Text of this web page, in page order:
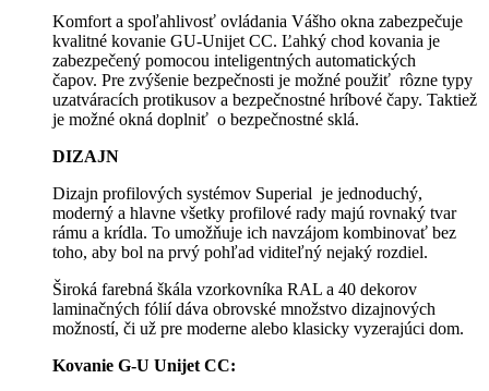
Komfort a spoľahlivosť ovládania Vášho okna zabezpečuje
kvalitné kovanie GU-Unijet CC. Ľahký chod kovania je
zabezpečený pomocou inteligentných automatických
čapov. Pre zvýšenie bezpečnosti je možné použiť rôzne typy
uzatváracích protikusov a bezpečnostné hríbové čapy. Taktiež
je možné okná doplniť o bezpečnostné sklá.
DIZAJN
Dizajn profilových systémov Superial je jednoduchý,
moderný a hlavne všetky profilové rady majú rovnaký tvar
rámu a krídla. To umožňuje ich navzájom kombinovať bez
toho, aby bol na prvý pohľad viditeľný nejaký rozdiel.
Široká farebná škála vzorkovníka RAL a 40 dekorov
laminačných fólií dáva obrovské množstvo dizajnových
možností, či už pre moderne alebo klasicky vyzerajúci dom.
Kovanie G-U Unijet CC: